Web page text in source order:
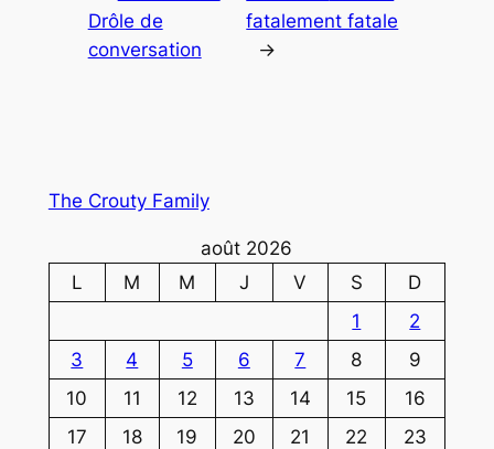
Drôle de
conversation
fatalement fatale
→
The Crouty Family
août 2026
L
M M J V S
D
1
2
3
4 5 6 7 8
9
10
11 12 13 14 15
16
17
18 19 20 21 22
23